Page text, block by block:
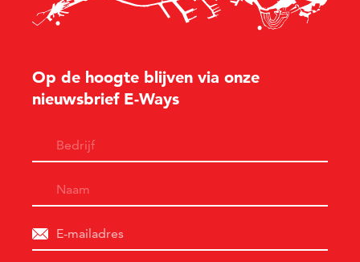
Op de hoogte blijven via onze
nieuwsbrief E-Ways